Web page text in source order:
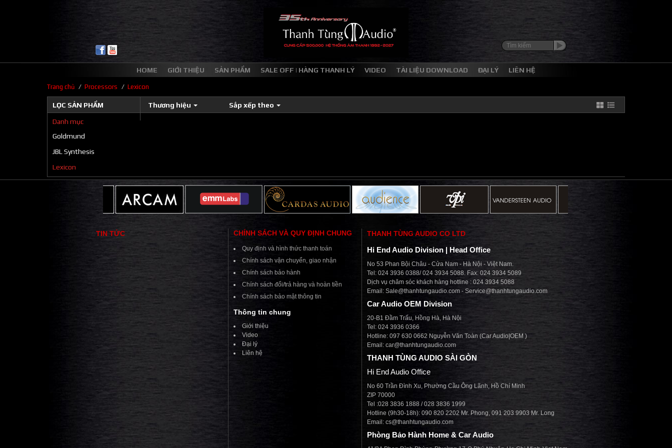
HOME GIỚI THIỆU SẢN PHẨM SALE OFF | HÀNG THANH LÝ VIDEO TÀI LIỆU DOWNLOAD ĐẠI LÝ LIÊN HỆ
Trang chủ / Processors / Lexicon
LỌC SẢN PHẨM Thương hiệu Sắp xếp theo
Danh mục
Goldmund
JBL Synthesis
Lexicon
TIN TỨC CHÍNH SÁCH VÀ QUY ĐỊNH CHUNG
Quy định và hình thức thanh toán
Chính sách vận chuyển, giao nhận
Chính sách bảo hành
Chính sách đổi/trả hàng và hoàn tiền
Chính sách bảo mật thông tin
Thông tin chung
Giới thiệu
Video
Đại lý
Liên hệ
THANH TÙNG AUDIO CO LTD
Hi End Audio Division | Head Office
No 53 Phan Bội Châu - Cửa Nam - Hà Nội - Việt Nam.
Tel: 024 3936 0388/ 024 3934 5088. Fax: 024 3934 5089
Dịch vụ chăm sóc khách hàng hotline : 024 3934 5088
Email: Sale@thanhtungaudio.com - Service@thanhtungaudio.com
Car Audio OEM Division
20-B1 Đầm Trấu, Hồng Hà, Hà Nội
Tel: 024 3936 0366
Hotline: 097 630 0662 Nguyễn Văn Toàn (Car Audio|OEM )
Email: car@thanhtungaudio.com
THANH TÙNG AUDIO SÀI GÒN
Hi End Audio Office
No 60 Trần Đình Xu, Phường Cầu Ông Lãnh, Hồ Chí Minh
ZIP 70000
Tel :028 3836 1888 / 028 3836 1999
Hotline (9h30-18h): 090 820 2202 Mr. Phong, 091 203 9903 Mr. Long
Email: cs@thanhtungaudio.com
Phòng Bảo Hành Home & Car Audio